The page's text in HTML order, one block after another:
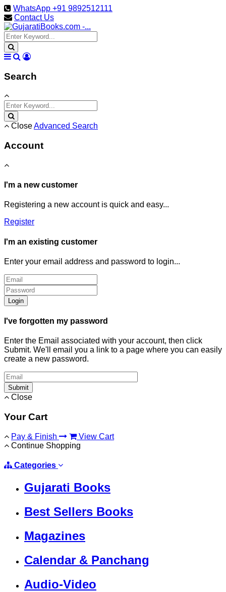
WhatsApp +91 9892512111
Contact Us
Search
CloseAdvanced Search
Account
I'm a new customer
Registering a new account is quick and easy...
Register
I'm an existing customer
Enter your email address and password to login...
Login
I've forgotten my password
Enter the Email associated with your account, then click
Submit. We'll email you a link to a page where you can easily
create a new password.
Submit
Close
Your Cart
Pay & Finish
View Cart
Continue Shopping
Categories
Gujarati Books
Best Sellers Books
Magazines
Calendar & Panchang
Audio-Video